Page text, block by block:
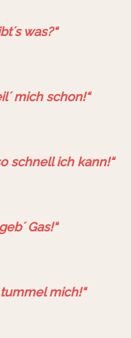
was?“
mich schon!“
schnell ich kann!“
Gas!“
mich!“